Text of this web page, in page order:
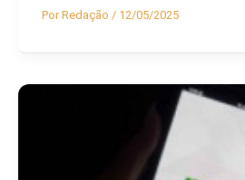
PorRedação / 12/05/2025